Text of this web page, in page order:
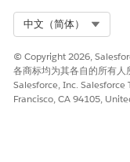
中文（简体）
© Copyright 2026,
各商标均为其各自的所有人
Salesforce, Inc. Salesforce
Francisco, CA 94105,